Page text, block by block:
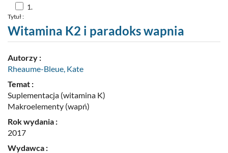
Skocz
do
nr
1
1.
Tytuł :
Witamina K2 i paradoks wapnia
Autorzy :
Rheaume-Bleue, Kate
Temat :
Suplementacja (witamina K)
Makroelementy (wapń)
Rok wydania :
2017
Wydawca :